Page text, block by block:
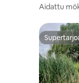
Aidattu